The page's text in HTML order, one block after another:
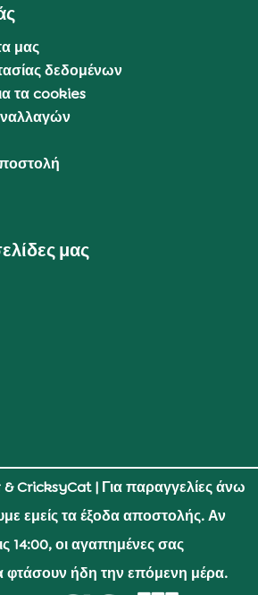
μας
δεδομένων
τα cookies
μας
CricksyCat| Για παραγγελίες άνω
εμείς τα έξοδα αποστολής. Αν
14:00, οι αγαπημένες σας
φτάσουν ήδη την επόμενη μέρα.